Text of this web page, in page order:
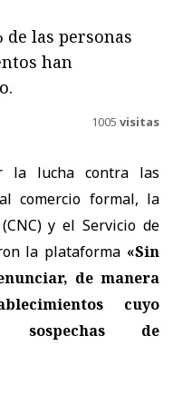
de las personas
han
1005 visitas
la lucha contra las
comercio formal, la
y el Servicio de
la plataforma «Sin
de manera
cuyo
sospechas de